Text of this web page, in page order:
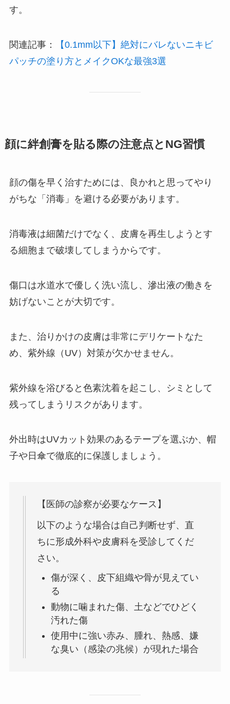
す。
関連記事：
【0.1mm以下】絶対にバレないニキビ
パッチの塗り方とメイクOKな最強3選
顔に絆創膏を貼る際の注意点とNG習慣
顔の傷を早く治すためには、良かれと思ってやり
がちな「消毒」を避ける必要があります。
消毒液は細菌だけでなく、皮膚を再生しようとす
る細胞まで破壊してしまうからです。
傷口は水道水で優しく洗い流し、滲出液の働きを
妨げないことが大切です。
また、治りかけの皮膚は非常にデリケートなた
め、紫外線（UV）対策が欠かせません。
紫外線を浴びると色素沈着を起こし、シミとして
残ってしまうリスクがあります。
外出時はUVカット効果のあるテープを選ぶか、帽
子や日傘で徹底的に保護しましょう。
【医師の診察が必要なケース】
以下のような場合は自己判断せず、直
ちに形成外科や皮膚科を受診してくだ
さい。
傷が深く、皮下組織や骨が見えてい
る
動物に噛まれた傷、土などでひどく
汚れた傷
使用中に強い赤み、腫れ、熱感、嫌
な臭い（感染の兆候）が現れた場合